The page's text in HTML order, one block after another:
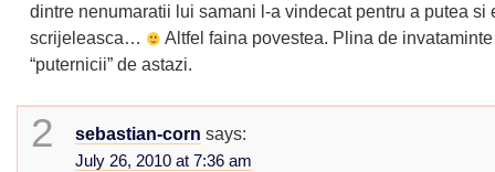
dintre nenumaratii lui samani l-a vindecat pentru a putea si
scrijeleasca…
Altfel faina povestea. Plina de
“puternicii” de astazi.
2 sebastian-corn says:
July 26, 2010 at 7:36 am